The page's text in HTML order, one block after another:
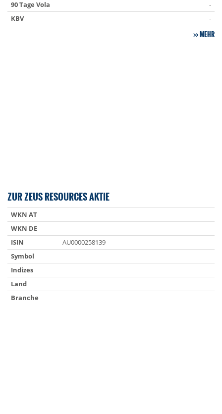
90 Tage Vola
-
KBV
-
MEHR
ZUR ZEUS RESOURCES AKTIE
WKN AT
WKN DE
ISIN
AU0000258139
Symbol
Indizes
Land
Branche